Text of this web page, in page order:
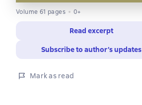
Volume 61 pages 0+
Read excerpt
Subscribe to author’s updates
Mark as read